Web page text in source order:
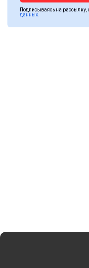
Подписываясь на рассылку,
данных.